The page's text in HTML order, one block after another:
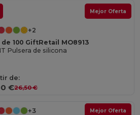
Mejor Oferta
+2
de 100 GiftRetail MO8913
Pulsera de silicona
de:
€26,50 €
Mejor Oferta
+3